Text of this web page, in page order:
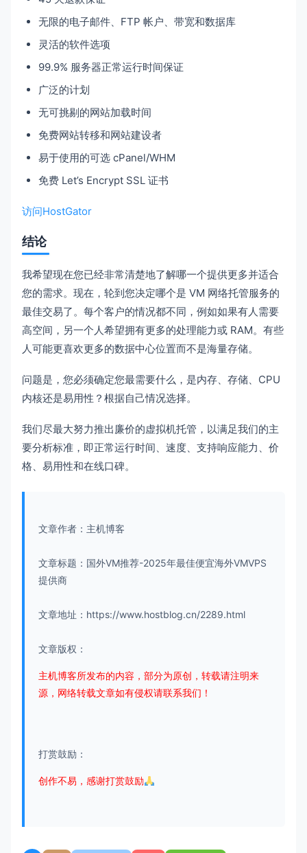
无限的电子邮件、FTP 帐户、带宽和数据库
灵活的软件选项
99.9% 服务器正常运行时间保证
广泛的计划
无可挑剔的网站加载时间
免费网站转移和网站建设者
易于使用的可选 cPanel/WHM
免费 Let’s Encrypt SSL 证书
访问HostGator
结论
我希望现在您已经非常清楚地了解哪一个提供更多并适合
您的需求。现在，轮到您决定哪个是 VM 网络托管服务的
最佳交易了。每个客户的情况都不同，例如如果有人需要
高空间，另一个人希望拥有更多的处理能力或 RAM。有些
人可能更喜欢更多的数据中心位置而不是海量存储。
问题是，您必须确定您最需要什么，是内存、存储、CPU
内核还是易用性？根据自己情况选择。
我们尽最大努力推出廉价的虚拟机托管，以满足我们的主
要分析标准，即正常运行时间、速度、支持响应能力、价
格、易用性和在线口碑。
文章作者：主机博客
文章标题：国外VM推荐-2025年最佳便宜海外VMVPS
提供商
文章地址：https://www.hostblog.cn/2289.html
文章版权：
主机博客所发布的内容，部分为原创，转载请注明来
源，网络转载文章如有侵权请联系我们！
打赏鼓励：
创作不易，感谢打赏鼓励